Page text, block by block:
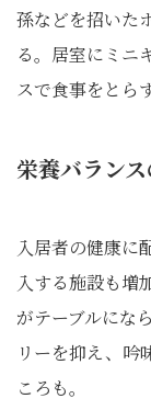
孫などを招いた
る。居室にミニ
スで食事をとら
栄養バラン
入居者の健康に
入する施設も増
がテーブルにな
リーを抑え、吟
ころも。